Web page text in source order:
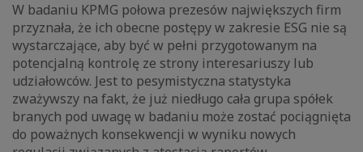
W badaniu KPMG połowa prezesów największych firm
przyznała, że ich obecne postępy w zakresie ESG nie są
wystarczające, aby być w pełni przygotowanym na
potencjalną kontrolę ze strony interesariuszy lub
udziałowców. Jest to pesymistyczna statystyka
zważywszy na fakt, że już niedługo cała grupa spółek
branych pod uwagę w badaniu może zostać pociągnięta
do poważnych konsekwencji w wyniku nowych